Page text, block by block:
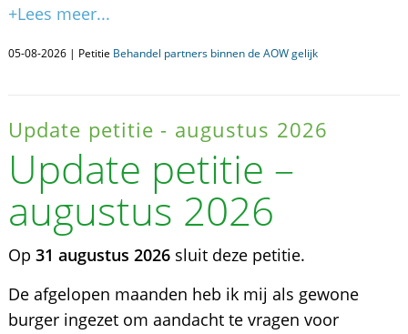
+Lees meer...
05-08-2026 | Petitie Behandel partners binnen de AOW gelijk
Update petitie - augustus 2026
Update petitie –
augustus 2026
Op 31 augustus 2026sluit deze petitie.
De afgelopen maanden heb ik mij als gewone
burger ingezet om aandacht te vragen voor